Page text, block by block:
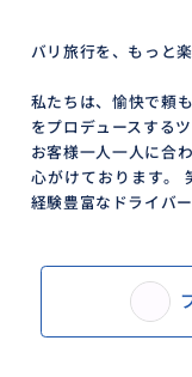
バリ旅行を、もっと楽
私たちは、愉快で頼
をプロデュースするツ
お客様一人一人に合
心がけております。
経験豊富なドライバ